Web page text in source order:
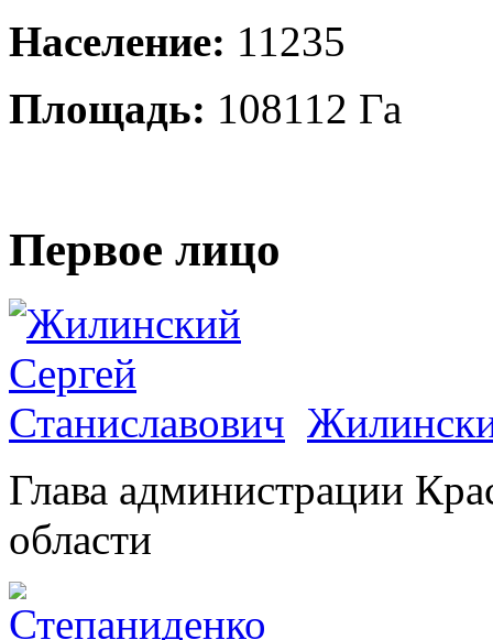
Население: 11235
Площадь: 108112 Га
Первое лицо
Глава администрации
области